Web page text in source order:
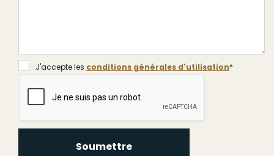
J'accepte les conditions générales d'utilisation*
Soumettre